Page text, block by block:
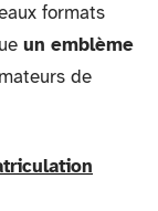
formats
un emblème
de